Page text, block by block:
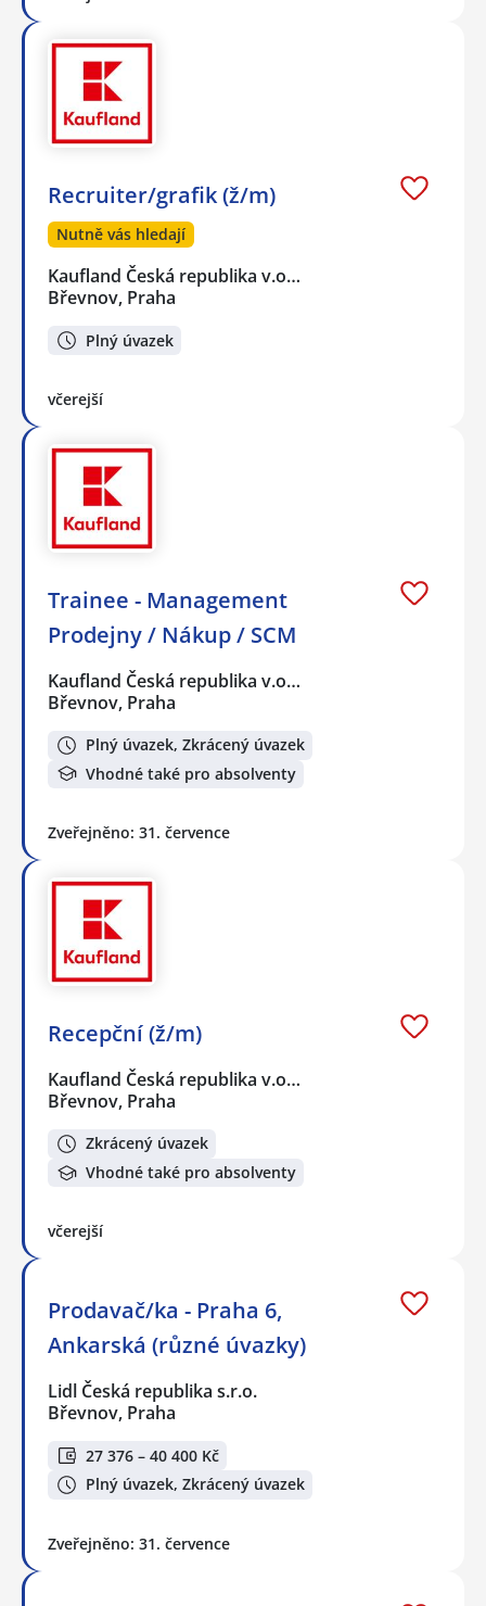
Recruiter/grafik (ž/m)
Nutně vás hledají
Kaufland Česká republika v.o…
Břevnov, Praha
Plný úvazek
včerejší
Trainee - Management
Prodejny / Nákup / SCM
Kaufland Česká republika v.o…
Břevnov, Praha
Plný úvazek, Zkrácený úvazek
Vhodné také pro absolventy
Zveřejněno: 31. července
Recepční (ž/m)
Kaufland Česká republika v.o…
Břevnov, Praha
Zkrácený úvazek
Vhodné také pro absolventy
včerejší
Prodavač/ka - Praha 6,
Ankarská (různé úvazky)
Lidl Česká republika s.r.o.
Břevnov, Praha
27 376 – 40 400 Kč
Plný úvazek, Zkrácený úvazek
Zveřejněno: 31. července